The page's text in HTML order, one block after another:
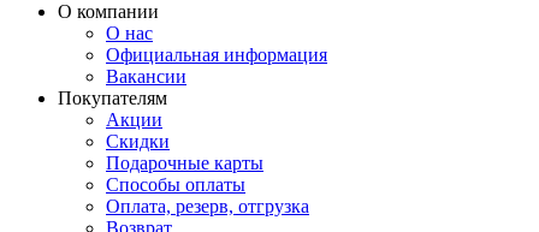
О компании
О нас
Официальная информация
Вакансии
Покупателям
Акции
Скидки
Подарочные карты
Способы оплаты
Оплата, резерв, отгрузка